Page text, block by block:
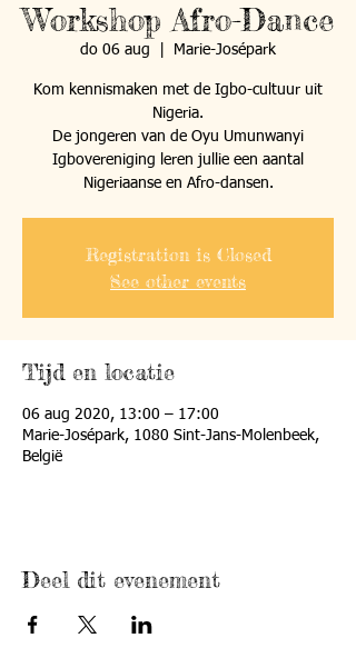
Workshop Afro-Dance
do 06 aug Marie-Josépark
Kom kennismaken met de Igbo-cultuur uit
Nigeria.
De jongeren van de Oyu Umunwanyi
Igbovereniging leren jullie een aantal
Nigeriaanse en Afro-dansen.
Registration is Closed
See other events
Tijd en locatie
06 aug 2020, 13:00 – 17:00
Marie-Josépark, 1080 Sint-Jans-Molenbeek,
België
Deel dit evenement